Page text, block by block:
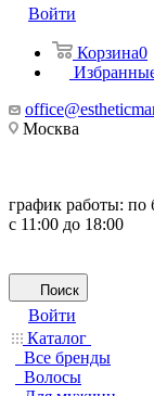
Войти
Корзина0
Москва
график работы: по
с 11:00 до 18:00
Поиск
Войти
Каталог
Все бренды
Волосы